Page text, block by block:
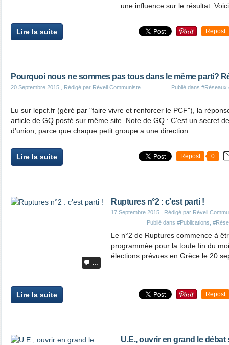
une influence sur le résultat.
Lire la suite Repost
Pourquoi nous ne sommes pas tous dans le même parti?
20 Septembre 2015 , Rédigé par Réveil Communiste Publié dans #Réseaux
Lu sur lepcf.fr (géré par "faire vivre et renforcer le PCF"), la
article de GQ posté sur même site. Note de GQ : C'est un secret
d'union, parce que chaque petit groupe a une direction...
Lire la suite Repost 0
…
Ruptures n°2 : c'est parti !
17 Septembre 2015 , Rédigé par Réveil
Publié dans #Publications
Le n°2 de Ruptures commence à
programmée pour la toute fin du
élections prévues en Grèce le 20
Lire la suite Repost
U.E., ouvrir en grand le débat